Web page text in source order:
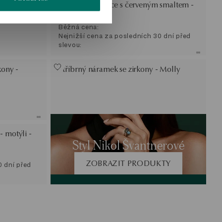
Stříbrné náušnice s červeným smaltem -
Běžná cena:
Nejnižší cena za posledních 30 dní před
slevou:
-
Stříbrný náramek se zirkony - Molly
motýli -
dní před
Styl Nikol Švantnerové
ZOBRAZIT PRODUKTY